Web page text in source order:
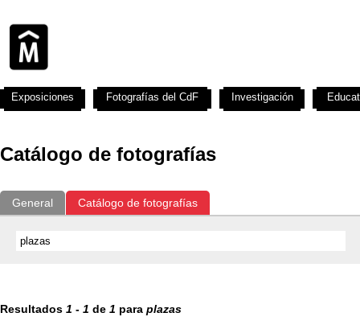
Catálogo de fotografías
General Catálogo de fotografías
Resultados 1 - 1 de 1 para plazas
Exposiciones Fotografías del CdF Investigación